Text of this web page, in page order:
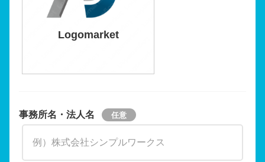
Logomarket
事務所名・法人名